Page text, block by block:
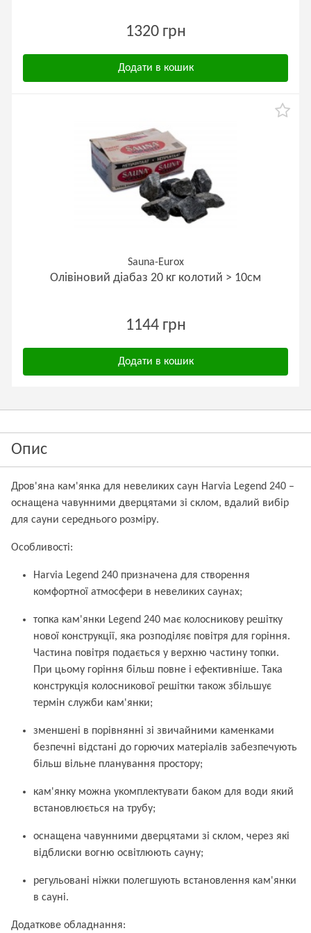
1320 грн
Додати в кошик
Sauna-Eurox
Олівіновий діабаз 20 кг колотий > 10см
1144 грн
Додати в кошик
Опис
Дров'яна кам'янка для невеликих саун Harvia Legend 240 –
оснащена чавунними дверцятами зі склом, вдалий вибір
для сауни середнього розміру.
Особливості:
Harvia Legend 240 призначена для створення
комфортної атмосфери в невеликих саунах;
топка кам'янки Legend 240 має колосникову решітку
нової конструкції, яка розподіляє повітря для горіння.
Частина повітря подається у верхню частину топки.
При цьому горіння більш повне і ефективніше. Така
конструкція колосникової решітки також збільшує
термін служби кам'янки;
зменшені в порівнянні зі звичайними каменками
безпечні відстані до горючих матеріалів забезпечують
більш вільне планування простору;
кам'янку можна укомплектувати баком для води який
встановлюється на трубу;
оснащена чавунними дверцятами зі склом, через які
відблиски вогню освітлюють сауну;
регульовані ніжки полегшують встановлення кам'янки
в сауні.
Додаткове обладнання: